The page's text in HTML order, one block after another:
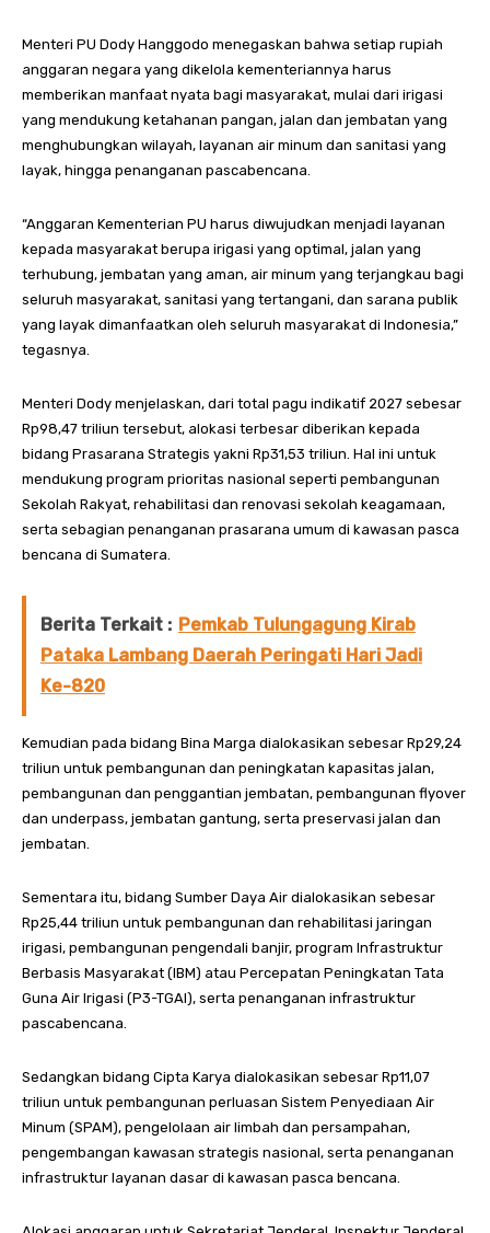
Menteri PU Dody Hanggodo menegaskan bahwa setiap rupiah
anggaran negara yang dikelola kementeriannya harus
memberikan manfaat nyata bagi masyarakat, mulai dari irigasi
yang mendukung ketahanan pangan, jalan dan jembatan yang
menghubungkan wilayah, layanan air minum dan sanitasi yang
layak, hingga penanganan pascabencana.
“Anggaran Kementerian PU harus diwujudkan menjadi layanan
kepada masyarakat berupa irigasi yang optimal, jalan yang
terhubung, jembatan yang aman, air minum yang terjangkau bagi
seluruh masyarakat, sanitasi yang tertangani, dan sarana publik
yang layak dimanfaatkan oleh seluruh masyarakat di Indonesia,”
tegasnya.
Menteri Dody menjelaskan, dari total pagu indikatif 2027 sebesar
Rp98,47 triliun tersebut, alokasi terbesar diberikan kepada
bidang Prasarana Strategis yakni Rp31,53 triliun. Hal ini untuk
mendukung program prioritas nasional seperti pembangunan
Sekolah Rakyat, rehabilitasi dan renovasi sekolah keagamaan,
serta sebagian penanganan prasarana umum di kawasan pasca
bencana di Sumatera.
Berita Terkait : Pemkab Tulungagung Kirab
Pataka Lambang Daerah Peringati Hari Jadi
Ke-820
Kemudian pada bidang Bina Marga dialokasikan sebesar Rp29,24
triliun untuk pembangunan dan peningkatan kapasitas jalan,
pembangunan dan penggantian jembatan, pembangunan flyover
dan underpass, jembatan gantung, serta preservasi jalan dan
jembatan.
Sementara itu, bidang Sumber Daya Air dialokasikan sebesar
Rp25,44 triliun untuk pembangunan dan rehabilitasi jaringan
irigasi, pembangunan pengendali banjir, program Infrastruktur
Berbasis Masyarakat (IBM) atau Percepatan Peningkatan Tata
Guna Air Irigasi (P3-TGAI), serta penanganan infrastruktur
pascabencana.
Sedangkan bidang Cipta Karya dialokasikan sebesar Rp11,07
triliun untuk pembangunan perluasan Sistem Penyediaan Air
Minum (SPAM), pengelolaan air limbah dan persampahan,
pengembangan kawasan strategis nasional, serta penanganan
infrastruktur layanan dasar di kawasan pasca bencana.